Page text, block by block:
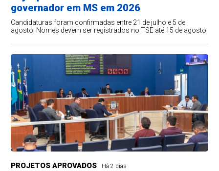
governador em MS em 2026
Candidaturas foram confirmadas entre 21 de julho e 5 de
agosto. Nomes devem ser registrados no TSE até 15 de agosto.
PROJETOS APROVADOS Há 2 dias